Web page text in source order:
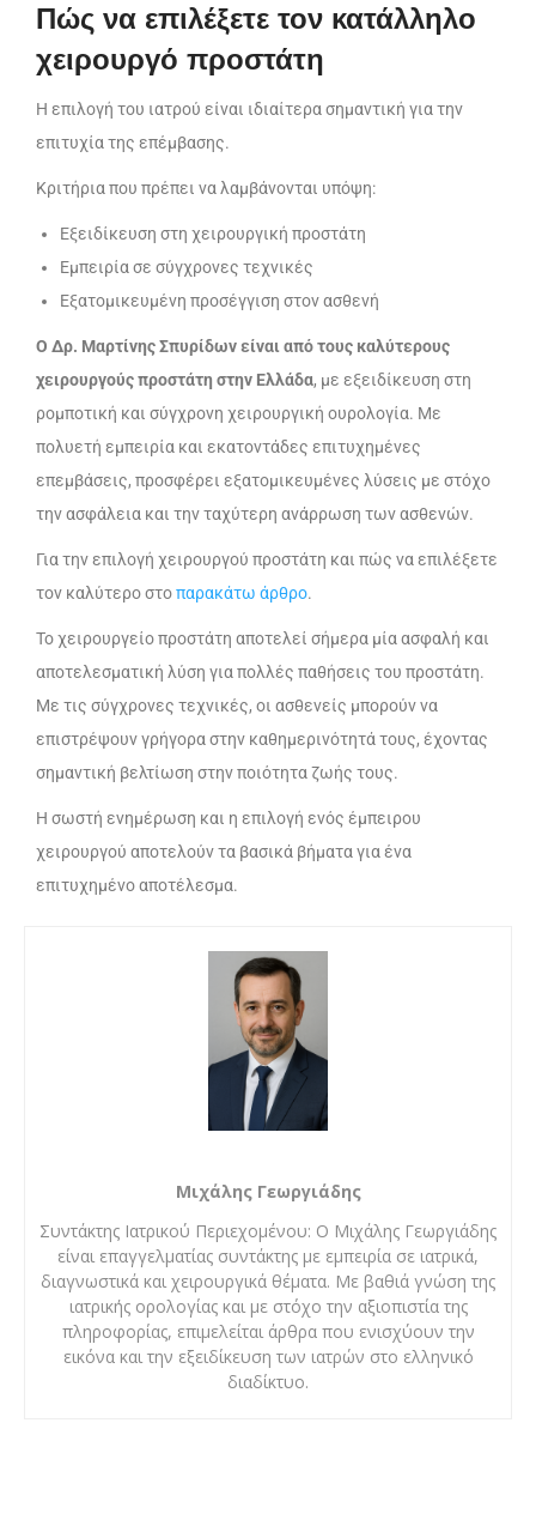
Πώς να επιλέξετε τον κατάλληλο
χειρουργό προστάτη
Η επιλογή του ιατρού είναι ιδιαίτερα σημαντική για την
επιτυχία της επέμβασης.
Κριτήρια που πρέπει να λαμβάνονται υπόψη:
Εξειδίκευση στη χειρουργική προστάτη
Εμπειρία σε σύγχρονες τεχνικές
Εξατομικευμένη προσέγγιση στον ασθενή
Ο Δρ. Μαρτίνης Σπυρίδων είναι από τους καλύτερους
χειρουργούς προστάτη στην Ελλάδα, με εξειδίκευση στη
ρομποτική και σύγχρονη χειρουργική ουρολογία. Με
πολυετή εμπειρία και εκατοντάδες επιτυχημένες
επεμβάσεις, προσφέρει εξατομικευμένες λύσεις με στόχο
την ασφάλεια και την ταχύτερη ανάρρωση των ασθενών.
Για την επιλογή χειρουργού προστάτη και πώς να επιλέξετε
τον καλύτερο στοπαρακάτω άρθρο.
Το χειρουργείο προστάτη αποτελεί σήμερα μία ασφαλή και
αποτελεσματική λύση για πολλές παθήσεις του προστάτη.
Με τις σύγχρονες τεχνικές, οι ασθενείς μπορούν να
επιστρέψουν γρήγορα στην καθημερινότητά τους, έχοντας
σημαντική βελτίωση στην ποιότητα ζωής τους.
Η σωστή ενημέρωση και η επιλογή ενός έμπειρου
χειρουργού αποτελούν τα βασικά βήματα για ένα
επιτυχημένο αποτέλεσμα.
Μιχάλης Γεωργιάδης
Συντάκτης Ιατρικού Περιεχομένου: Ο Μιχάλης Γεωργιάδης
είναι επαγγελματίας συντάκτης με εμπειρία σε ιατρικά,
διαγνωστικά και χειρουργικά θέματα. Με βαθιά γνώση της
ιατρικής ορολογίας και με στόχο την αξιοπιστία της
πληροφορίας, επιμελείται άρθρα που ενισχύουν την
εικόνα και την εξειδίκευση των ιατρών στο ελληνικό
διαδίκτυο.